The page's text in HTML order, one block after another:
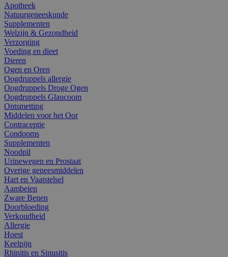
Apotheek
Natuurgeneeskunde
Supplementen
Welzijn & Gezondheid
Verzorging
Voeding en dieet
Dieren
Ogen en Oren
Oogdruppels allergie
Oogdruppels Droge Ogen
Oogdruppels Glaucoom
Ontsmetting
Middelen voor het Oor
Contraceptie
Condooms
Supplementen
Noodpil
Urinewegen en Prostaat
Overige geneesmiddelen
Hart en Vaatstelsel
Aambeien
Zware Benen
Doorbloeding
Verkoudheid
Allergie
Hoest
Keelpijn
Rhinitis en Sinusitis